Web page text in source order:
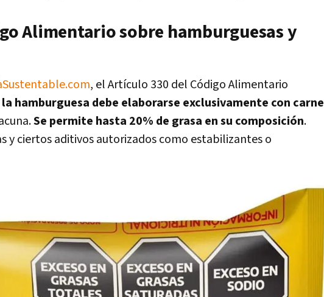
Alimentario sobre hamburguesas y
, el Artículo 330 del Código Alimentario
la hamburguesa debe elaborarse exclusivamente con carne
Se permite hasta 20% de grasa en su composición.
y ciertos aditivos autorizados como estabilizantes o